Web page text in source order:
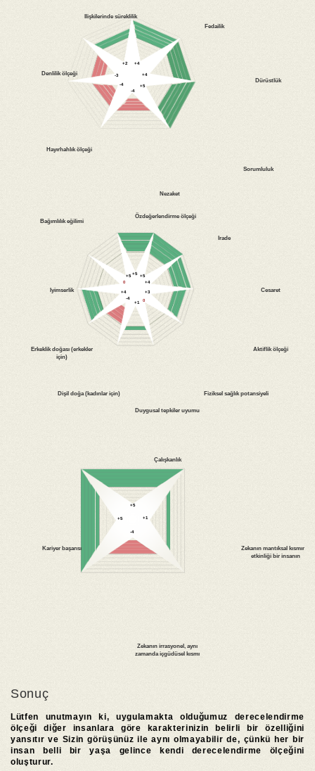
Sonuç
Lütfen unutmayın ki, uygulamakta olduğumuz derecelendirme
ölçeği diğer insanlara göre karakterinizin belirli bir özelliğini
yansıtır ve Sizin görüşünüz ile aynı olmayabilir de, çünkü her bir
insan belli bir yaşa gelince kendi derecelendirme ölçeğini
oluşturur.